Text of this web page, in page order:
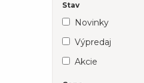
Stav
Novinky
Výpredaj
Akcie